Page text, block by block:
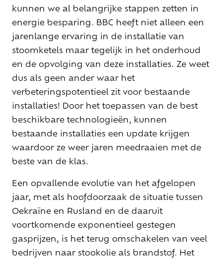
kunnen we al belangrijke stappen zetten in
energie besparing. BBC heeft niet alleen een
jarenlange ervaring in de installatie van
stoomketels maar tegelijk in het onderhoud
en de opvolging van deze installaties. Ze weet
dus als geen ander waar het
verbeteringspotentieel zit voor bestaande
installaties! Door het toepassen van de best
beschikbare technologieën, kunnen
bestaande installaties een update krijgen
waardoor ze weer jaren meedraaien met de
beste van de klas.
Een opvallende evolutie van het afgelopen
jaar, met als hoofdoorzaak de situatie tussen
Oekraïne en Rusland en de daaruit
voortkomende exponentieel gestegen
gasprijzen, is het terug omschakelen van veel
bedrijven naar stookolie als brandstof. Het